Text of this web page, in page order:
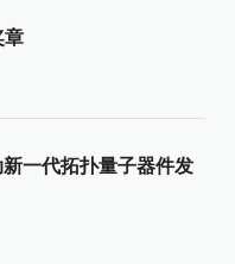
章
一代拓扑量子器件发